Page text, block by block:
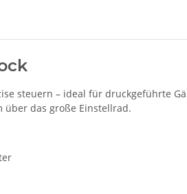
steuern – ideal für druckgeführte
über das große Einstellrad.